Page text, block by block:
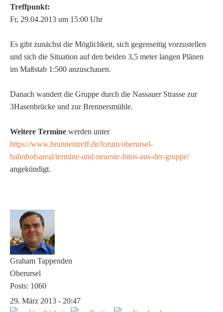
Treffpunkt:
Fr, 29.04.2013 um 15:00 Uhr
Es gibt zunächst die Möglichkeit, sich gegenseitig vorzustellen
und sich die Situation auf den beiden 3,5 meter langen Plänen
im Maßstab 1:500 anzuschauen.
Danach wandert die Gruppe durch die Nassauer Strasse zur
3Hasenbrücke und zur Brennersmühle.
Weitere Termine werden unter
https://www.brunnentreff.de/forum/oberursel-
bahnhofsareal/termine-und-neueste-fotos-aus-der-gruppe/
angekündigt.
Graham Tappenden
Oberursel
Posts: 1060
29. März 2013 - 20:47